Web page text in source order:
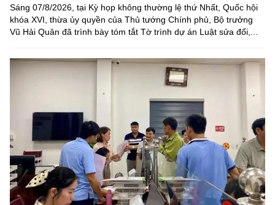
Sáng 07/8/2026, tại Kỳ họp không thường lệ thứ Nhất, Quốc hội
khóa XVI, thừa ủy quyền của Thủ tướng Chính phủ, Bộ trưởng
Vũ Hải Quân đã trình bày tóm tắt Tờ trình dự án Luật sửa đổi,...